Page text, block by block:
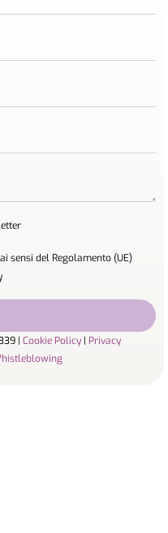
sensi del Regolamento (UE)
| Cookie Policy| Privacy